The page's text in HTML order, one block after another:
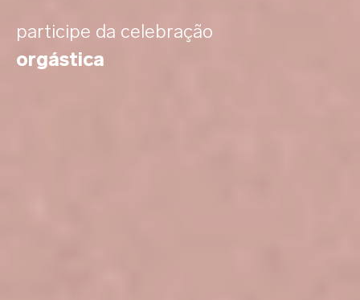
participe da celebração
orgástica